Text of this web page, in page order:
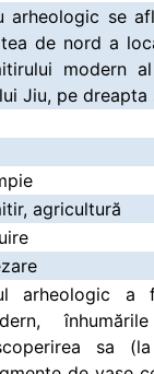
arheologic se
de nord a
modern
Jiu, pe
agricultură
arheologic a
sa